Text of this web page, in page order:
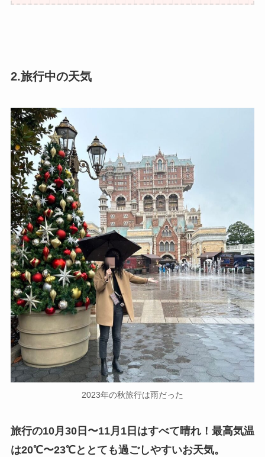
2.旅行中の天気
2023年の秋旅行は雨だった
旅行の10月30日〜11月1日はすべて晴れ！最高気温
は20℃〜23℃ととても過ごしやすいお天気。